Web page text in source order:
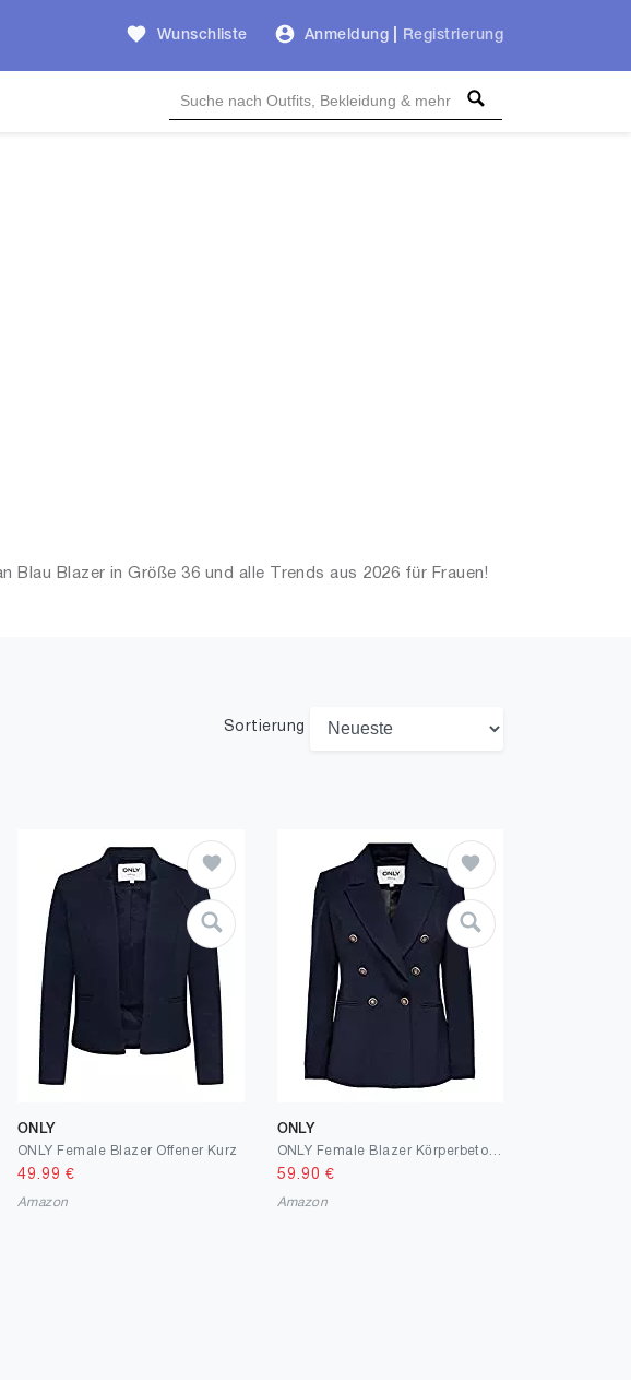
Wunschliste Anmeldung Registrierung
Blau Blazer in Größe 36 und alle Trends aus 2026 für Frauen!
Sortierung
ONLY
ONLY Female Blazer Offener Kurz
49.99 €
Amazon
ONLY
59.90 €
Amazon